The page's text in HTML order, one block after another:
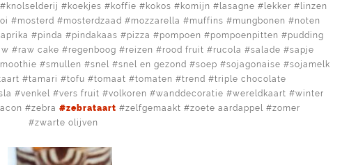
knolselderij koekjes koffie kokos komijn lasagne lekker
linzen
mosterd mosterdzaad mozzarella muffins mungbonen
noten
pinda pindakaas pizza pompoen pompoenpitten
pudding
raw cake regenboog reizen rood fruit rucola salade
sapje
smullen snel snel en gezond soep sojagonaise
sojamelk
tamari tofu tomaat tomaten trend
triple chocolate
venkel vers fruit volkoren wanddecoratie wereldkaart
winter
zebra zebrataart zelfgemaakt zoete aardappel
zomer
zwarte olijven